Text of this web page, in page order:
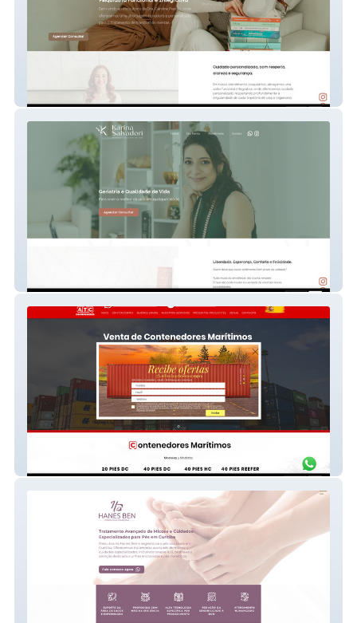
Dra Caroline